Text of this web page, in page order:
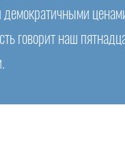
демократичными
говорит наш